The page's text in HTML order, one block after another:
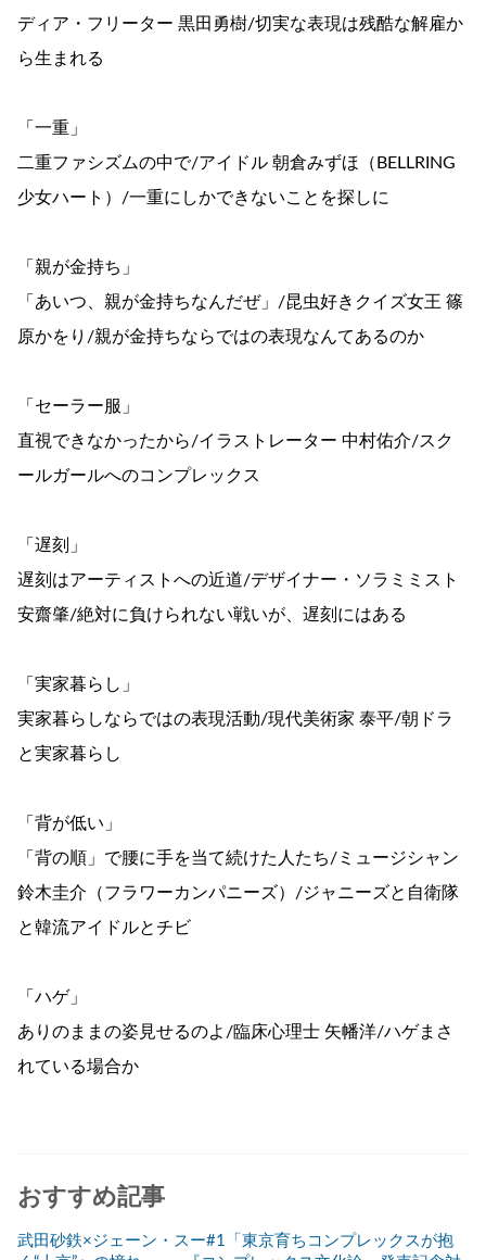
ディア・フリーター 黒田勇樹/切実な表現は残酷な解雇か
ら生まれる
「一重」
二重ファシズムの中で/アイドル 朝倉みずほ（BELLRING
少女ハート）/一重にしかできないことを探しに
「親が金持ち」
「あいつ、親が金持ちなんだぜ」/昆虫好きクイズ女王 篠
原かをり/親が金持ちならではの表現なんてあるのか
「セーラー服」
直視できなかったから/イラストレーター 中村佑介/スク
ールガールへのコンプレックス
「遅刻」
遅刻はアーティストへの近道/デザイナー・ソラミミスト
安齋肇/絶対に負けられない戦いが、遅刻にはある
「実家暮らし」
実家暮らしならではの表現活動/現代美術家 泰平/朝ドラ
と実家暮らし
「背が低い」
「背の順」で腰に手を当て続けた人たち/ミュージシャン
鈴木圭介（フラワーカンパニーズ）/ジャニーズと自衛隊
と韓流アイドルとチビ
「ハゲ」
ありのままの姿見せるのよ/臨床心理士 矢幡洋/ハゲまさ
れている場合か
おすすめ記事
武田砂鉄×ジェーン・スー#1「東京育ちコンプレックスが抱